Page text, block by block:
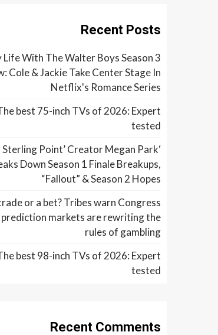
Recent Posts
Life With The Walter Boys Season 3
Cole & Jackie Take Center Stage In
Netflix's Romance Series
best 75-inch TVs of 2026: Expert
tested
‘Sterling Point’ Creator Megan Park
Down Season 1 Finale Breakups,
“Fallout” & Season 2 Hopes
or a bet? Tribes warn Congress
markets are rewriting the
rules of gambling
best 98-inch TVs of 2026: Expert
tested
Recent Comments